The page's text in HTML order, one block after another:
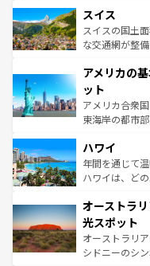
を参照してほ
は、お酒好きな人
ドイツ情報は
リアごとに異
ティー、ビー
戦など、本場
ンツ一覧を参
スイス
スイスの国土
な交通網が整
の建物がその
博物館もあり
ことができる
者向けの交通
着のスイス情報
アメリカの
ット
アメリカ合衆
東海岸の都市
のような巨大
ンメントが詰
西部には大自
部のニューオ
文化が魅力。
しみながら、
るだろう。車
ハワイ
年間を通じて
ハワイは、ど
ワイ島は見逃
島だが、静か
おすすめ。エ
文化や歴史が
オーストラ
光スポット
オーストラリ
シドニーのシ